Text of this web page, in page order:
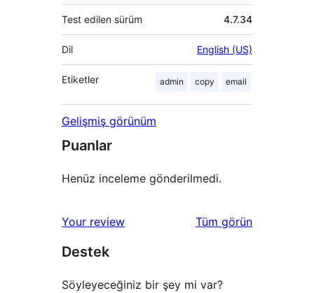
Test edilen sürüm 4.7.34
Dil English (US)
Etiketler admin copy email
Gelişmiş görünüm
Puanlar
Henüz inceleme gönderilmedi.
Your review Tüm değerlendirmeleri
görün
Destek
Söyleyeceğiniz bir şey mi var?